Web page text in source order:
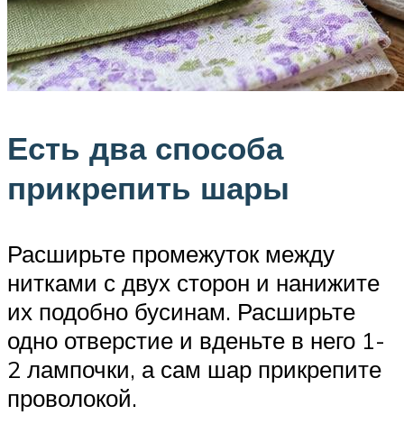
Есть два способа
прикрепить шары
Расширьте промежуток между
нитками с двух сторон и нанижите
их подобно бусинам. Расширьте
одно отверстие и вденьте в него 1-
2 лампочки, а сам шар прикрепите
проволокой.